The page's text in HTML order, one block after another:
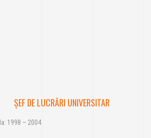
ȘEF DE LUCRĂRI UNIVERSITAR
1998 – 2004